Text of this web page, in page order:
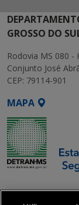
GROSSO DO
Rodovia MS 080 -
Conjunto José
CEP: 79114-901
MAPA
SETDIG |
Executiva de